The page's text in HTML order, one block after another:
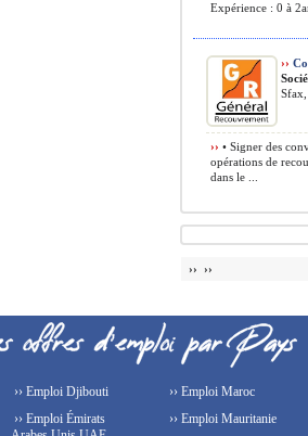
Expérience : 0 à
››
›› • Signer des
opérations de
dans le ...
›› ››
›› Emploi Djibouti
›› Emploi Émirats
›› Emploi Maroc
›› Emploi Mauritanie